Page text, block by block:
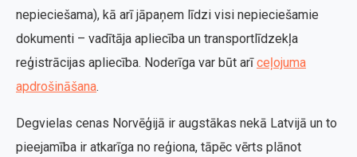
nepieciešama), kā arī jāpaņem līdzi visi nepieciešamie
dokumenti – vadītāja apliecība un transportlīdzekļa
reģistrācijas apliecība. Noderīga var būt arīceļojuma
apdrošināšana.
Degvielas cenas Norvēģijā ir augstākas nekā Latvijā un to
pieejamība ir atkarīga no reģiona, tāpēc vērts plānot